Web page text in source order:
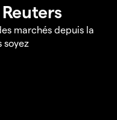
marchés depuis la
soyez